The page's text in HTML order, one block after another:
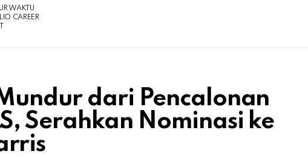
WAKTU
CAREER
dari Pencalonan
Serahkan Nominasi ke